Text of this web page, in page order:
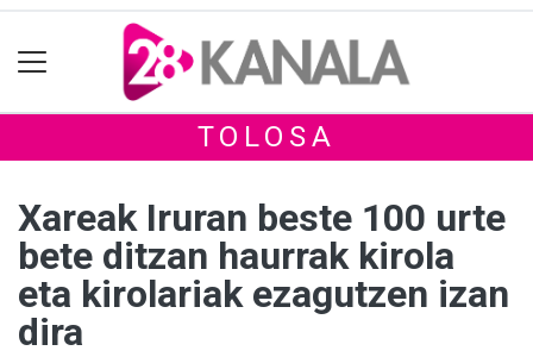
TOLOSA
Xareak Iruran beste 100 urte
bete ditzan haurrak kirola
eta kirolariak ezagutzen izan
dira